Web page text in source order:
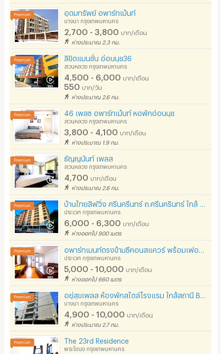
อุดมทรัพย์ อพาร์ทเม้นท์
บางนา กรุงเทพมหานคร
2,700 - 3,800 บาท/เดือน
ห่างประมาณ 2.3 กม.
ลิขิตแมนชั่น อ่อนนุช36
สวนหลวง กรุงเทพมหานคร
4,500 - 6,000 บาท/เดือน
550 บาท/วัน
ห่างประมาณ 2.6 กม.
46 เพลซ อพาร์ทเม้นท์ หอพักอ่อนนุช
สวนหลวง กรุงเทพมหานคร
3,800 - 4,100 บาท/เดือน
ห่างประมาณ 1.9 กม.
ธัญญนันท์ เพลส
สวนหลวง กรุงเทพมหานคร
4,700 บาท/เดือน
ห่างประมาณ 2.6 กม.
ประเวศ กรุงเทพมหานคร
6,000 - 6,300 บาท/เดือน
ห่างออกไป 900 เมตร
ประเวศ กรุงเทพมหานคร
5,000 - 10,000 บาท/เดือน
ห่างออกไป 660 เมตร
บางนา กรุงเทพมหานคร
4,900 - 10,000 บาท/เดือน
ห่างประมาณ 2.7 กม.
The 23rd Residence
พระโขนง กรุงเทพมหานคร